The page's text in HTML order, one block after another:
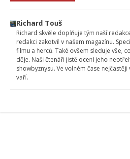
Richard Touš
Richard skvěle doplňuje tým naší
redakci zakotvil v našem magazínu.
filmu a herců. Také ovšem sleduje vše,
děje. Naši čtenáři jistě ocení jeho
showbyznysu. Ve volném čase
vaří.